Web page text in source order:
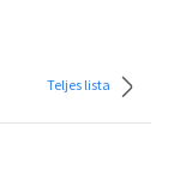
Teljes lista